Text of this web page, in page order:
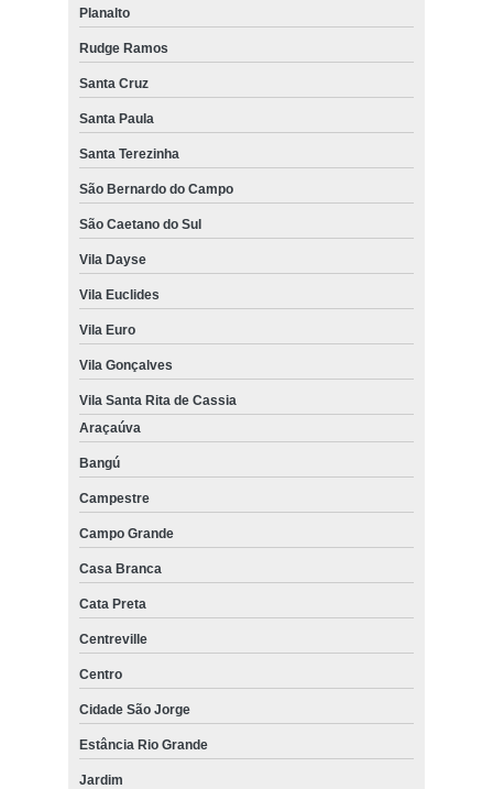
Planalto
Rudge Ramos
Santa Cruz
Santa Paula
Santa Terezinha
São Bernardo do Campo
São Caetano do Sul
Vila Dayse
Vila Euclides
Vila Euro
Vila Gonçalves
Vila Santa Rita de Cassia
Araçaúva
Bangú
Campestre
Campo Grande
Casa Branca
Cata Preta
Centreville
Centro
Cidade São Jorge
Estância Rio Grande
Jardim